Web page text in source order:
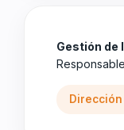
Gestión de